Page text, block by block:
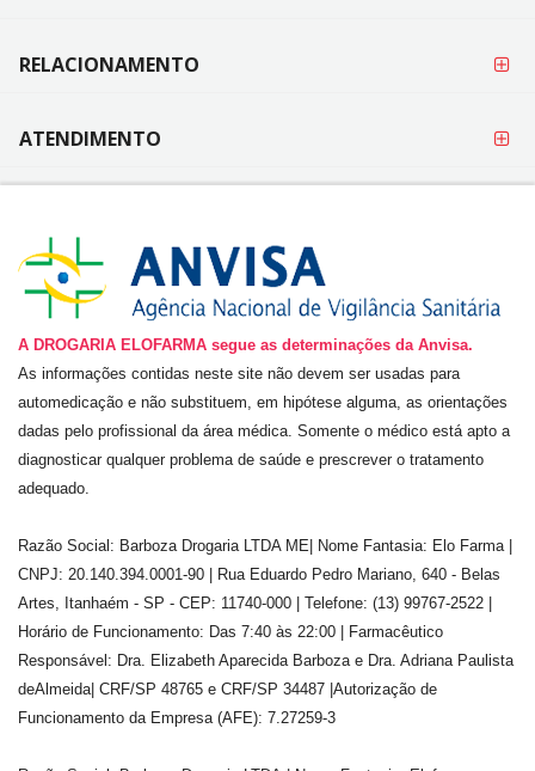
RELACIONAMENTO
ATENDIMENTO
A DROGARIA ELOFARMA segue as determinações da Anvisa.
As informações contidas neste site não devem ser usadas para
automedicação e não substituem, em hipótese alguma, as orientações
dadas pelo profissional da área médica. Somente o médico está apto a
diagnosticar qualquer problema de saúde e prescrever o tratamento
adequado.
Razão Social: Barboza Drogaria LTDA ME| Nome Fantasia: Elo Farma |
CNPJ: 20.140.394.0001-90 | Rua Eduardo Pedro Mariano, 640 - Belas
Artes, Itanhaém - SP - CEP: 11740-000 | Telefone: (13) 99767-2522 |
Horário de Funcionamento: Das 7:40 às 22:00 | Farmacêutico
Responsável: Dra. Elizabeth Aparecida Barboza e Dra. Adriana Paulista
deAlmeida| CRF/SP 48765 e CRF/SP 34487 |Autorização de
Funcionamento da Empresa (AFE): 7.27259-3